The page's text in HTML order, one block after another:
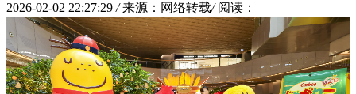
2026-02-02 22:27:29/ 来源：网络转载/ 阅读：